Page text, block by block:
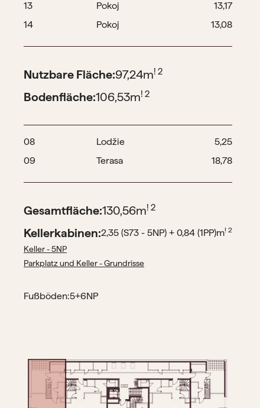
13
Pokoj
13,17
14
Pokoj 13,08
Nutzbare Fläche:97,24m! 2
Bodenfläche:106,53m! 2
08 Lodžie
5,25
09
Terasa 18,78
Gesamtfläche:130,56m! 2
Kellerkabinen:2,35 (S73 - 5NP) + 0,84 (1PP)m! 2
Keller - 5NP
Parkplatz und Keller - Grundrisse
Fußböden:5+6NP